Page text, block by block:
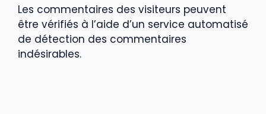
Les commentaires des visiteurs peuvent
être vérifiés à l’aide d’un service automatisé
de détection des commentaires
indésirables.